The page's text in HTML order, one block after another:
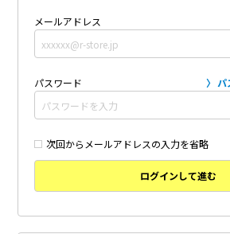
メールアドレス
パスワード パ
次回からメールアドレスの入力を省略
ログインして進む